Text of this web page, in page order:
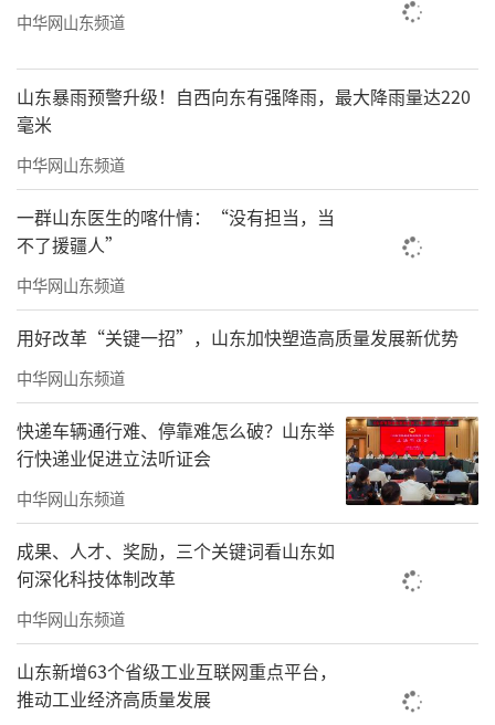
中华网山东频道
山东暴雨预警升级！自西向东有强降雨，最大降雨量达220
毫米
中华网山东频道
一群山东医生的喀什情：“没有担当，当
不了援疆人”
中华网山东频道
用好改革“关键一招”，山东加快塑造高质量发展新优势
中华网山东频道
快递车辆通行难、停靠难怎么破？山东举
行快递业促进立法听证会
中华网山东频道
成果、人才、奖励，三个关键词看山东如
何深化科技体制改革
中华网山东频道
山东新增63个省级工业互联网重点平台，
推动工业经济高质量发展